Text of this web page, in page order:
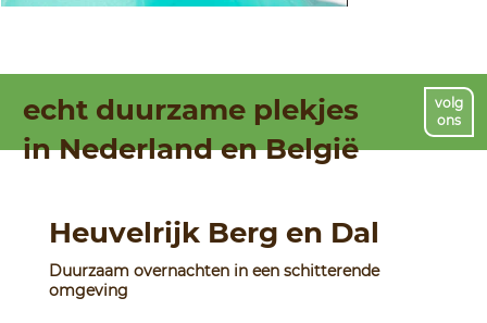
Duurzaam overnachten in een schitterende
omgeving
Heuvelrijk Berg en Dal
echt duurzame plekjes
in Nederland en België
volg
ons